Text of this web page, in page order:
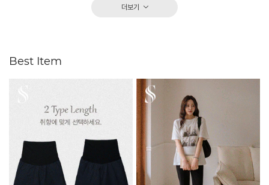
더보기
Best Item